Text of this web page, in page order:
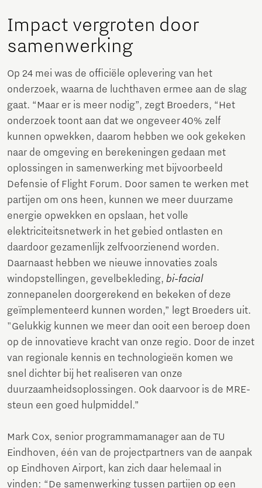
Impact vergroten door
samenwerking
Op 24 mei was de officiële oplevering van het
onderzoek, waarna de luchthaven ermee aan de slag
gaat. “Maar er is meer nodig”, zegt Broeders, “Het
onderzoek toont aan dat we ongeveer 40% zelf
kunnen opwekken, daarom hebben we ook gekeken
naar de omgeving en berekeningen gedaan met
oplossingen in samenwerking met bijvoorbeeld
Defensie of Flight Forum. Door samen te werken met
partijen om ons heen, kunnen we meer duurzame
energie opwekken en opslaan, het volle
elektriciteitsnetwerk in het gebied ontlasten en
daardoor gezamenlijk zelfvoorzienend worden.
Daarnaast hebben we nieuwe innovaties zoals
windopstellingen, gevelbekleding, bi-facial
zonnepanelen doorgerekend en bekeken of deze
geïmplementeerd kunnen worden,” legt Broeders uit.
"Gelukkig kunnen we meer dan ooit een beroep doen
op de innovatieve kracht van onze regio. Door de inzet
van regionale kennis en technologieën komen we
snel dichter bij het realiseren van onze
duurzaamheidsoplossingen. Ook daarvoor is de MRE-
steun een goed hulpmiddel.”
Mark Cox, senior programmamanager aan de TU
Eindhoven, één van de projectpartners van de aanpak
op Eindhoven Airport, kan zich daar helemaal in
vinden: “De samenwerking tussen partijen op een